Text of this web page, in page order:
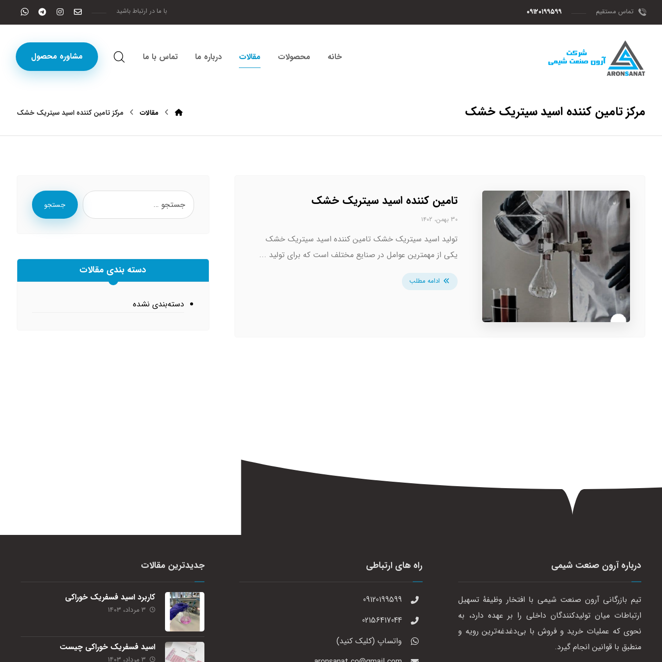
تماس مستقیم ۰۹۱۲۰۱۹۹۵۹۹ با ما در ارتباط باشید
مشاوره محصول خانه محصولات مقالات درباره ما تماس با ما
مرکز تامین کننده اسید سیتریک خشک مقالات مرکز تامین کننده اسید سیتریک خشک
تامین کننده اسید سیتریک خشک
۳۰ بهمن، ۱۴۰۲
تولید اسید سیتریک خشک تامین کننده اسید سیتریک خشک
یکی از مهمترین عوامل در صنایع مختلف است که برای تولید ...
ادامه مطلب
جستجو
دسته بندی مقالات
دسته‌بندی نشده
درباره آرون صنعت شیمی
تیم بازرگانی آرون صنعت شیمی با افتخار وظیفهٔ تسهیل
ارتباطات میان تولیدکنندگان داخلی را بر عهده دارد، به
نحوی که عملیات خرید و فروش با بی‌دغدغه‌ترین رویه و
منطبق با قوانین انجام گیرد.
راه های ارتباطی
09120199599
02156417044
واتساپ (کلیک کنید)
جدیدترین مقالات
کاربرد اسید فسفریک خوراکی
۳ مرداد، ۱۴۰۳
اسید فسفریک خوراکی چیست
۳ مرداد، ۱۴۰۳